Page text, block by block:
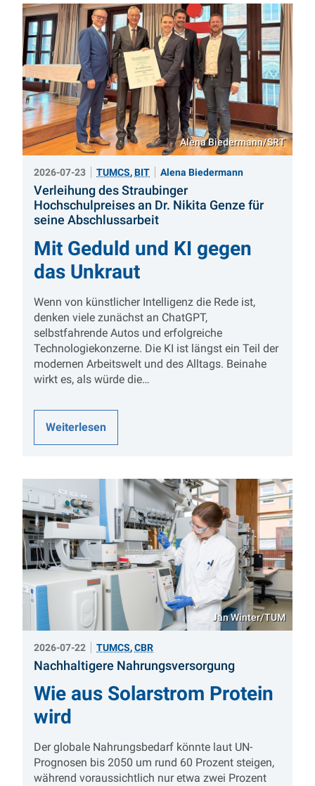
Alena Biedermann/SRT
2026-07-23 TUMCS,BIT Alena Biedermann
Verleihung des Straubinger
Hochschulpreises an Dr. Nikita Genze für
seine Abschlussarbeit:
Mit Geduld und KI gegen
das Unkraut
Wenn von künstlicher Intelligenz die Rede ist,
denken viele zunächst an ChatGPT,
selbstfahrende Autos und erfolgreiche
Technologiekonzerne. Die KI ist längst ein Teil der
modernen Arbeitswelt und des Alltags. Beinahe
wirkt es, als würde die…
Weiterlesen
Jan Winter/TUM
2026-07-22 TUMCS,CBR
Nachhaltigere Nahrungsversorgung:
Wie aus Solarstrom Protein
wird
Der globale Nahrungsbedarf könnte laut UN-
Prognosen bis 2050 um rund 60 Prozent steigen,
während voraussichtlich nur etwa zwei Prozent